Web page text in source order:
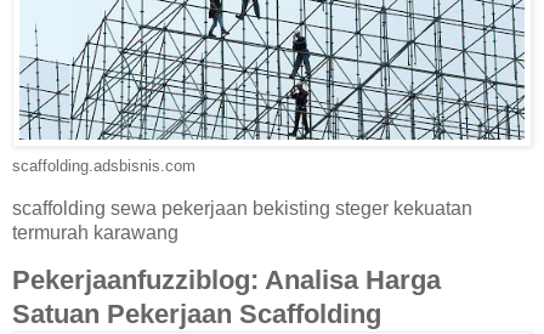
scaffolding.adsbisnis.com
scaffolding sewa pekerjaan bekisting steger kekuatan
termurah karawang
Pekerjaanfuzziblog: Analisa Harga
Satuan Pekerjaan Scaffolding